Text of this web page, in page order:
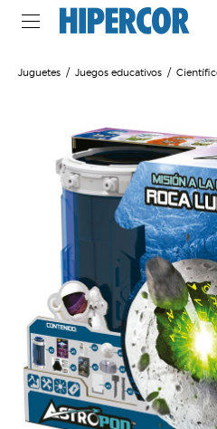
Juguetes Juegos educativos